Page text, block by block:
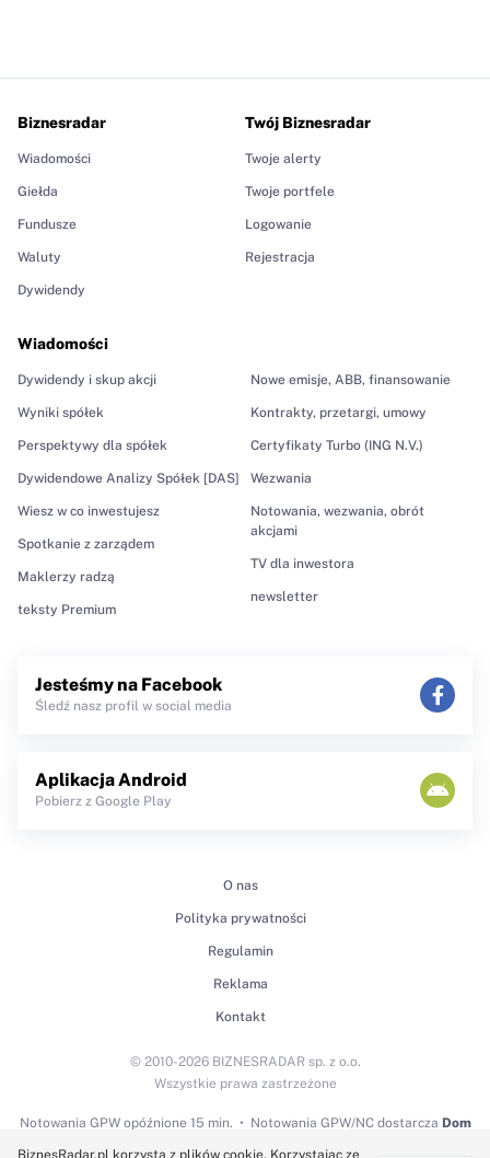
Biznesradar
Wiadomości
Giełda
Fundusze
Waluty
Dywidendy
Wiadomości
Dywidendy i skup akcji
Wyniki spółek
Perspektywy dla spółek
Dywidendowe Analizy Spółek [DAS]
Wiesz w co inwestujesz
Spotkanie z zarządem
Maklerzy radzą
teksty Premium
Nowe emisje, ABB, finansowanie
Kontrakty, przetargi, umowy
Certyfikaty Turbo (ING N.V.)
Wezwania
Notowania, wezwania, obrót
akcjami
TV dla inwestora
newsletter
Twój Biznesradar
Twoje alerty
Twoje portfele
Logowanie
Rejestracja
Jesteśmy na Facebook
Śledź nasz profil w social media
Aplikacja Android
Pobierz z Google Play
O nas
Polityka prywatności
Regulamin
Reklama
Kontakt
Notowania GPWopóźnione 15 min. Notowania GPW/NC dostarcza Dom
© 2010-2026 BIZNESRADAR sp. z o.o.
Wszystkie prawa zastrzeżone
BiznesRadar.pl korzysta z plików cookie. Korzystając ze